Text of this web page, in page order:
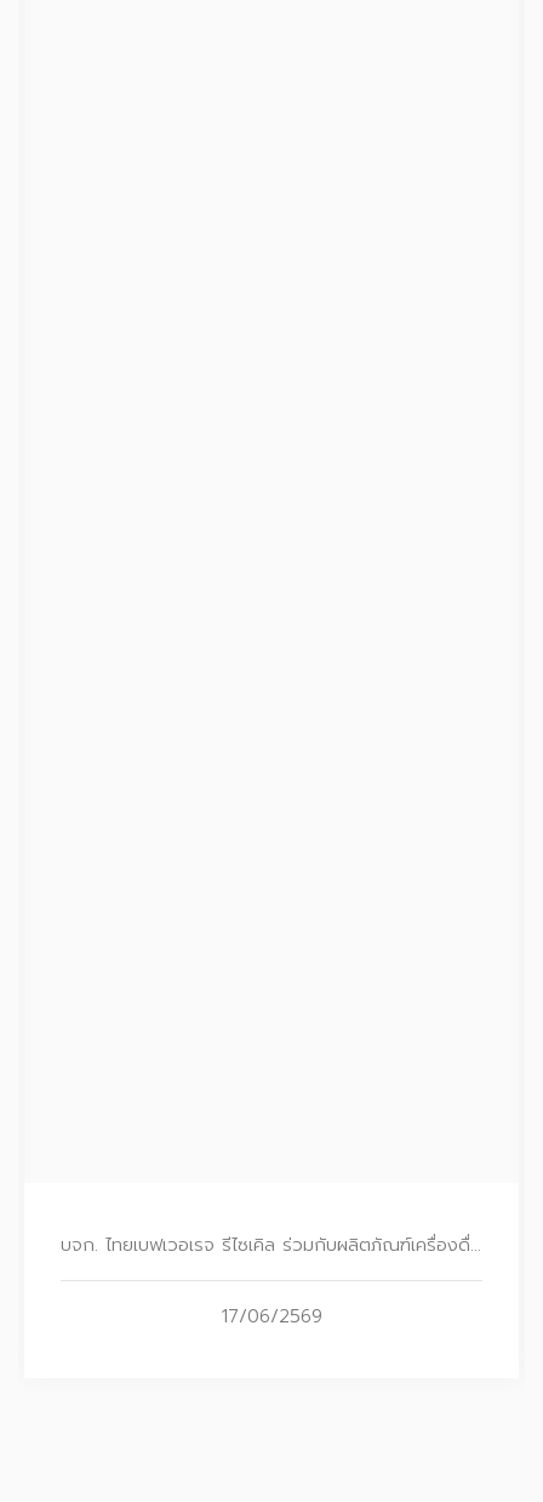
บจก. ไทยเบฟเวอเรจ รีไซเคิล ร่วมกับผลิตภัณฑ์เครื่องดื่มน้ำแร่ตราช้าง และ บมจ. จีเอ็มเอ็ม มิวสิค มอบเงินรายได้จากการเก็บบรรจุภัณฑ์ในงานคอนเสิร์ต Chang Music Connection แก่มูลนิธิขาเทียมฯ
17/06/2569